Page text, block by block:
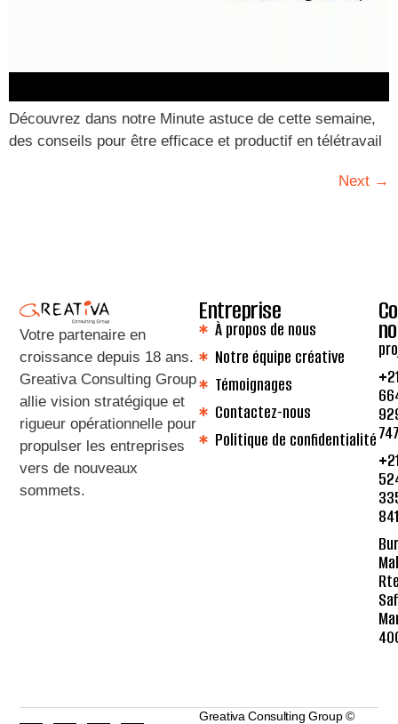
Découvrez dans notre Minute astuce de cette semaine,
des conseils pour être efficace et productif en télétravail
Next →
Votre partenaire en
croissance depuis 18 ans.
Greativa Consulting Group
allie vision stratégique et
rigueur opérationnelle pour
propulser les entreprises
vers de nouveaux
sommets.
Entreprise
À propos de nous
Notre équipe créative
Témoignages
Contactez-nous
Politique de confidentialité
841
Greativa Consulting Group ©